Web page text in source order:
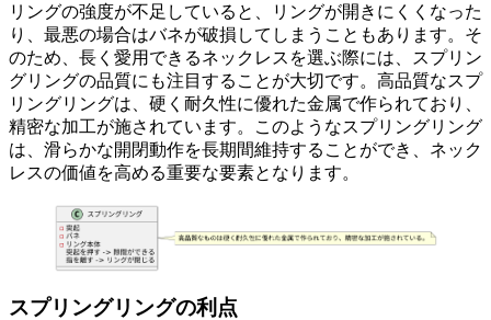
リングの強度が不足していると、
リングが開きにくくなった
り、最悪の場合はバネが破損 してしまうこともあります。そ
のため、長く愛用できるネックレスを選ぶ際には、スプリン
グリングの品質にも注目することが大切です。 高品質なスプ
リングリングは、 硬く耐久性に優れた金属で作られており、
精密な加工が施されています。このようなスプリングリング
は、滑らかな開閉動作を長期間維持することができ、ネック
レスの価値を高める重要な要素となります。
スプリングリングの利点